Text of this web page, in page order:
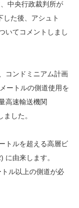
中央行政裁判所が
た後、アシュト
いてコメントしまし
コンドミニアム計画
ートルの側道使用を
高速輸送機関
した。
トルを超える高層ビ
に由来します。
ル以上の側道が必